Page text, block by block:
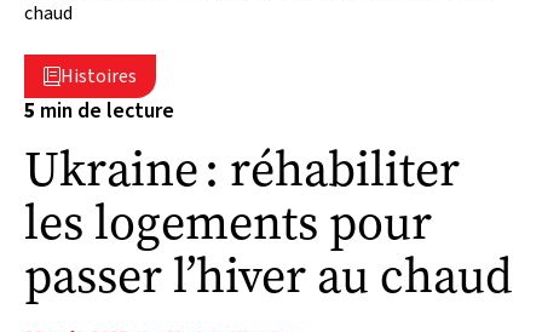
chaud
 Histoires
5 min de lecture
Ukraine : réhabiliter
les logements pour
passer l’hiver au chaud